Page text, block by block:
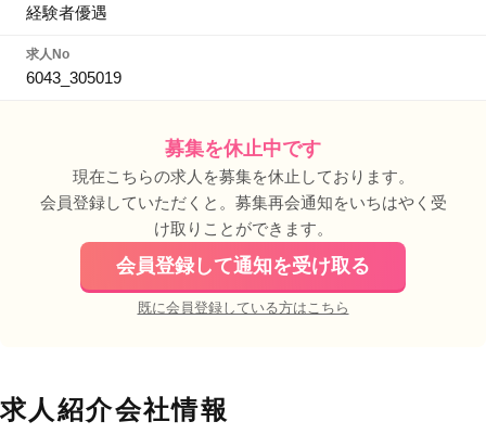
経験者優遇
求人No
6043_305019
募集を休止中です
現在こちらの求人を募集を休止しております。
会員登録していただくと。募集再会通知をいちはやく受
け取りことができます。
会員登録して通知を受け取る
既に会員登録している方はこちら
求人紹介会社情報